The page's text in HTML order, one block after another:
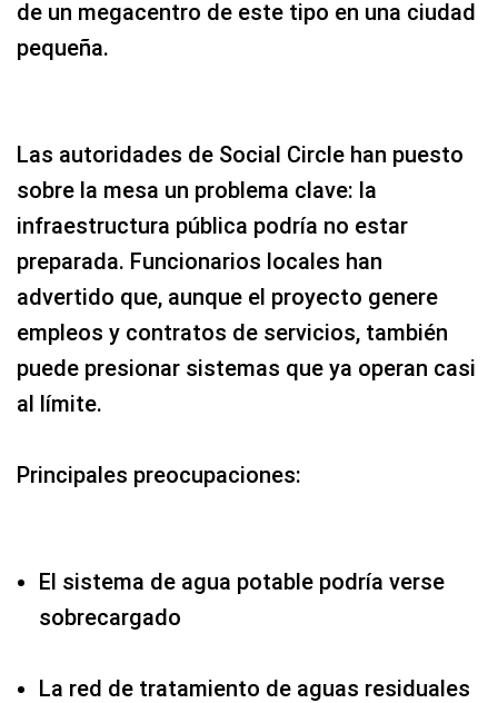
de un megacentro de este tipo en una ciudad
pequeña.
Las autoridades de Social Circle han puesto
sobre la mesa un problema clave: la
infraestructura pública podría no estar
preparada. Funcionarios locales han
advertido que, aunque el proyecto genere
empleos y contratos de servicios, también
puede presionar sistemas que ya operan casi
al límite.
Principales preocupaciones:
El sistema de agua potable podría verse
sobrecargado
La red de tratamiento de aguas residuales